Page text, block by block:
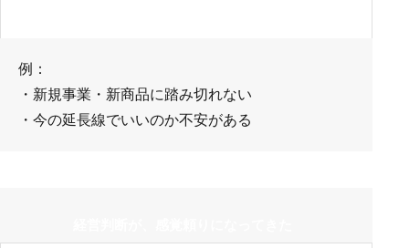
例：
・新規事業・新商品に踏み切れない
・今の延長線でいいのか不安がある